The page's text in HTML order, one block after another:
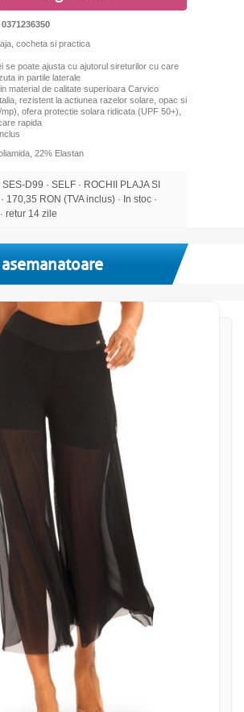
0371236350
cocheta si practica
se poate ajusta cu ajutorul sireturilor cu care
in partile laterale
material de calitate superioara Carvico
rezistent la actiunea razelor solare, opac si
ofera protectie solara ridicata (UPF 50+),
rapida
22% Elastan
D99 · SELF · ROCHII PLAJA SI
170,35 RON (TVA inclus) · In stoc ·
retur 14 zile